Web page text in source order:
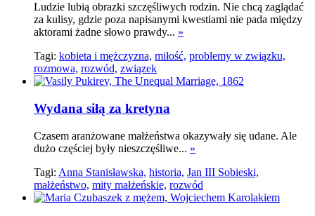
Ludzie lubią obrazki szczęśliwych rodzin. Nie chcą zaglądać
za kulisy, gdzie poza napisanymi kwestiami nie pada między
aktorami żadne słowo prawdy... »
Tagi: kobieta i mężczyzna, miłość, problemy w związku,
rozmowa, rozwód, związek
Wydana siłą za kretyna
Czasem aranżowane małżeństwa okazywały się udane. Ale
dużo częściej były nieszczęśliwe... »
Tagi: Anna Stanisławska, historia, Jan III Sobieski,
małżeństwo, mity małżeńskie, rozwód